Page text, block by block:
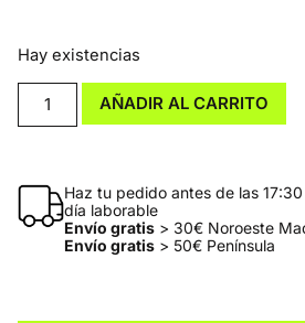
Hay existencias
AÑADIR AL CARRITO
Haz tu pedido antes de las
día laborable
Envío gratis> 30€ Noroeste
Envío gratis> 50€ Península